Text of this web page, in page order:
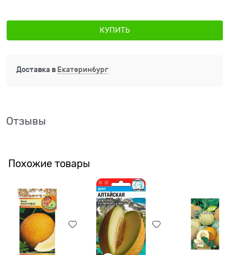
КУПИТЬ
Доставка в Екатеринбург
Отзывы
Похожие товары